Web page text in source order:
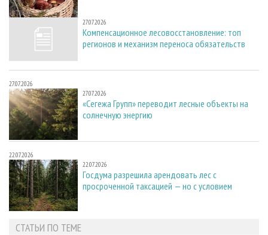
27.07.2026
27.07.2026
Компенсационное лесовосстановление: топ
регионов и механизм переноса обязательств
27.07.2026
27.07.2026
«Сегежа Групп» переводит лесные объекты на
солнечную энергию
22.07.2026
22.07.2026
Госдума разрешила арендовать лес с
просроченной таксацией — но с условием
СТАТЬИ ПО ТЕМЕ